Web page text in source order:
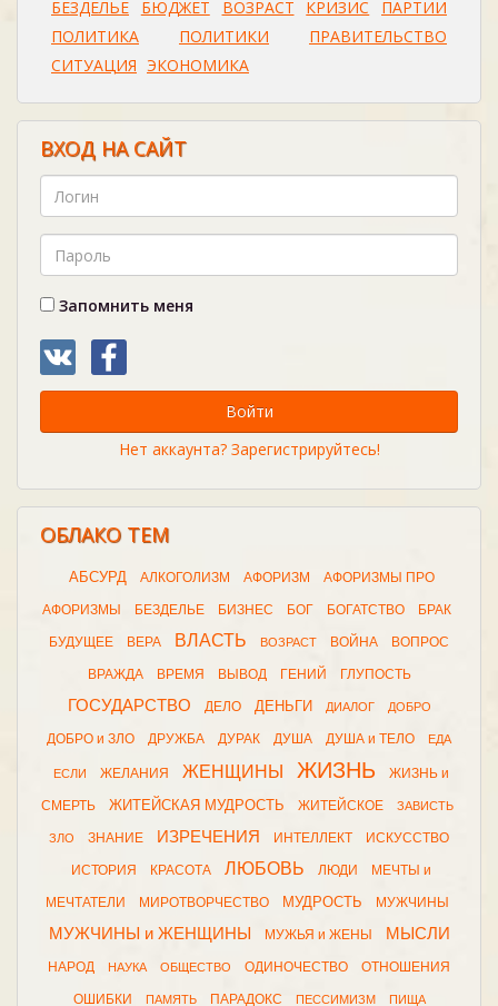
БЕЗДЕЛЬЕ БЮДЖЕТ ВОЗРАСТ КРИЗИС
ПАРТИИ
ПОЛИТИКА
ПОЛИТИКИ
ПРАВИТЕЛЬСТВО
СИТУАЦИЯ ЭКОНОМИКА
ВХОД НА САЙТ
Запомнить меня
Войти
Нет аккаунта? Зарегистрируйтесь!
ОБЛАКО ТЕМ
АБСУРД АЛКОГОЛИЗМ АФОРИЗМ АФОРИЗМЫ ПРО
АФОРИЗМЫ БЕЗДЕЛЬЕ БИЗНЕС БОГ БОГАТСТВО БРАК
БУДУЩЕЕ ВЕРА ВЛАСТЬ ВОЗРАСТ ВОЙНА ВОПРОС
ВРАЖДА ВРЕМЯ ВЫВОД ГЕНИЙ ГЛУПОСТЬ
ГОСУДАРСТВО ДЕЛО ДЕНЬГИ ДИАЛОГ ДОБРО
ДОБРО и ЗЛО ДРУЖБА ДУРАК ДУША ДУША и ТЕЛО ЕДА
ЕСЛИ ЖЕЛАНИЯ ЖЕНЩИНЫ ЖИЗНЬ ЖИЗНЬ и
СМЕРТЬ ЖИТЕЙСКАЯ МУДРОСТЬ ЖИТЕЙСКОЕ ЗАВИСТЬ
ЗЛО ЗНАНИЕ ИЗРЕЧЕНИЯ ИНТЕЛЛЕКТ ИСКУССТВО
ИСТОРИЯ КРАСОТА ЛЮБОВЬ ЛЮДИ МЕЧТЫ и
МЕЧТАТЕЛИ МИРОТВОРЧЕСТВО МУДРОСТЬ МУЖЧИНЫ
МУЖЧИНЫ и ЖЕНЩИНЫ МУЖЬЯ и ЖЕНЫ МЫСЛИ
НАРОД НАУКА ОБЩЕСТВО ОДИНОЧЕСТВО ОТНОШЕНИЯ
ОШИБКИ ПАМЯТЬ ПАРАДОКС ПЕССИМИЗМ ПИЩА